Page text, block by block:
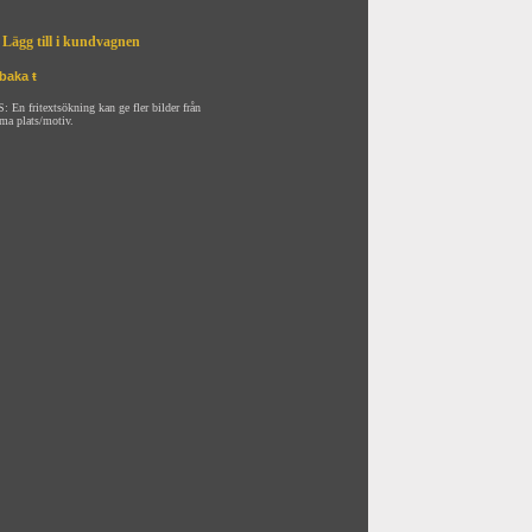
Lägg till i kundvagnen
ŧ
En fritextsökning kan ge fler bilder från
plats/motiv.